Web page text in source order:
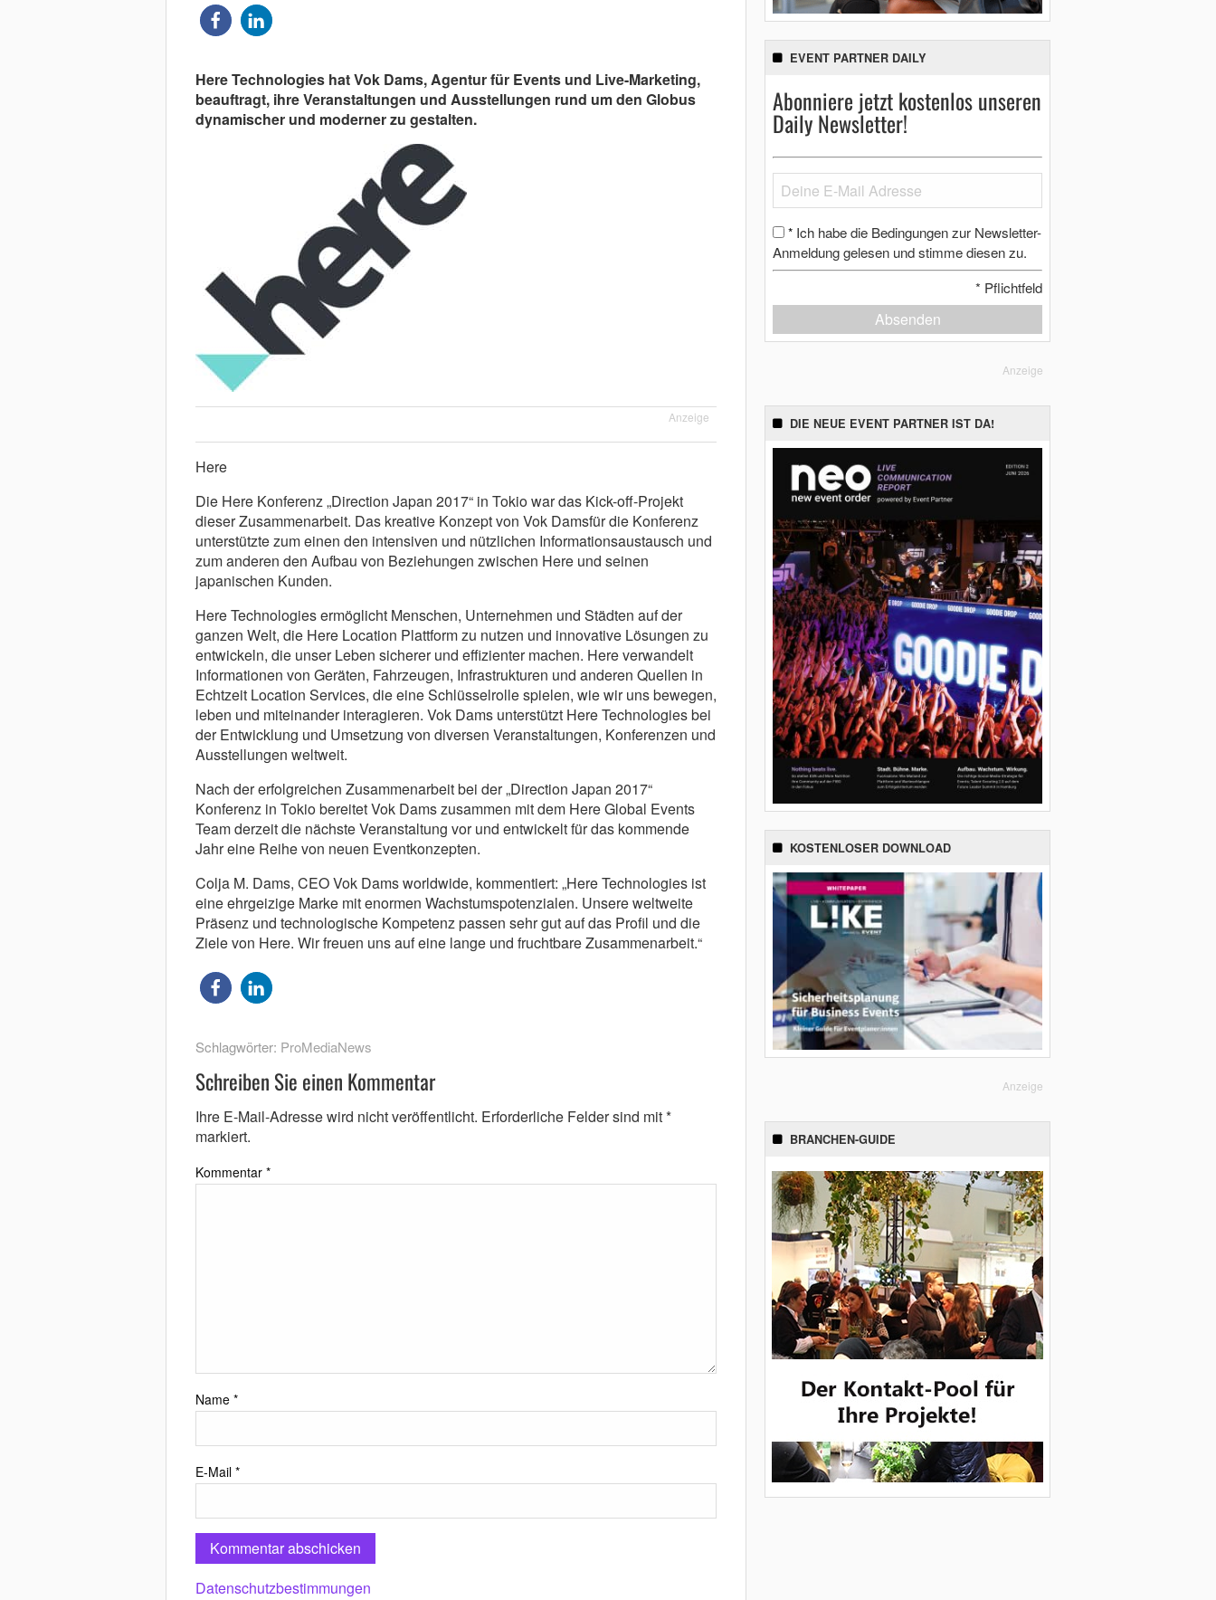
Here Technologies hat Vok Dams, Agentur für Events und Live-Marketing,
beauftragt, ihre Veranstaltungen und Ausstellungen rund um den Globus
dynamischer und moderner zu gestalten.
Anzeige
Here
Die Here Konferenz „Direction Japan 2017“ in Tokio war das Kick-off-Projekt
dieser Zusammenarbeit. Das kreative Konzept von Vok Damsfür die Konferenz
unterstützte zum einen den intensiven und nützlichen Informationsaustausch und
zum anderen den Aufbau von Beziehungen zwischen Here und seinen
japanischen Kunden.
Here Technologies ermöglicht Menschen, Unternehmen und Städten auf der
ganzen Welt, die Here Location Plattform zu nutzen und innovative Lösungen zu
entwickeln, die unser Leben sicherer und effizienter machen. Here verwandelt
Informationen von Geräten, Fahrzeugen, Infrastrukturen und anderen Quellen in
Echtzeit Location Services, die eine Schlüsselrolle spielen, wie wir uns bewegen,
leben und miteinander interagieren. Vok Dams unterstützt Here Technologies bei
der Entwicklung und Umsetzung von diversen Veranstaltungen, Konferenzen und
Ausstellungen weltweit.
Nach der erfolgreichen Zusammenarbeit bei der „Direction Japan 2017“
Konferenz in Tokio bereitet Vok Dams zusammen mit dem Here Global Events
Team derzeit die nächste Veranstaltung vor und entwickelt für das kommende
Jahr eine Reihe von neuen Eventkonzepten.
Colja M. Dams, CEO Vok Dams worldwide, kommentiert: „Here Technologies ist
eine ehrgeizige Marke mit enormen Wachstumspotenzialen. Unsere weltweite
Präsenz und technologische Kompetenz passen sehr gut auf das Profil und die
Ziele von Here. Wir freuen uns auf eine lange und fruchtbare Zusammenarbeit.“
Schlagwörter: ProMediaNews
Schreiben Sie einen Kommentar
Ihre E-Mail-Adresse wird nicht veröffentlicht. Erforderliche Felder sind mit*
markiert.
Kommentar *
Name *
E-Mail *
Datenschutzbestimmungen
EVENT PARTNER DAILY
Abonniere jetzt kostenlos unseren
Daily Newsletter!
* Ich habe die Bedingungen zur Newsletter-
Anmeldung gelesen und stimme diesen zu.
* Pflichtfeld
Absenden
Anzeige
DIE NEUE EVENT PARTNER IST DA!
KOSTENLOSER DOWNLOAD
Anzeige
BRANCHEN-GUIDE